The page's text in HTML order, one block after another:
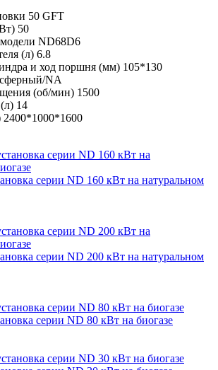
50 GFT
50
ND68D6
(л) 6.8
и ход поршня (мм) 105*130
NA
(об/мин) 1500
14
2400*1000*1600
серии ND 160 кВт на натуральном
серии ND 200 кВт на натуральном
серии ND 80 кВт на биогазе